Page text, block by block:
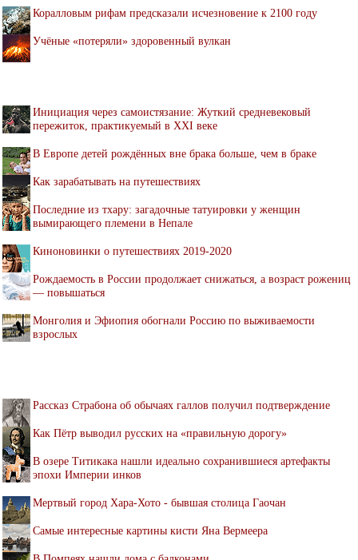
Коралловым рифам предсказали исчезновение к 2100 году
Учёные «потеряли» здоровенный вулкан
Инициация через самоистязание: Жуткий средневековый
пережиток, практикуемый в XXI веке
В Европе детей рождённых вне брака больше, чем в браке
Как зарабатывать на путешествиях
Последние из тхару: загадочные татуировки у женщин
вымирающего племени в Непале
Киноновинки о путешествиях 2019-2020
Рождаемость в России продолжает снижаться, а возраст рожениц
— повышаться
Монголия и Эфиопия обогнали Россию по выживаемости
взрослых
Рассказ Страбона об обычаях галлов получил подтверждение
Как Пётр выводил русских на «правильную дорогу»
В озере Титикака нашли идеально сохранившиеся артефакты
эпохи Империи инков
Мертвый город Хара-Хото - бывшая столица Гаочан
Самые интересные картины кисти Яна Вермеера